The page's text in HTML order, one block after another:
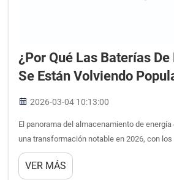
¿Por Qué Las Baterías
Se Están Volviendo
2026-03-04 10:13:00
El panorama del almacenamiento de
una transformación notable en 2026, con
de litio de 48 V que emergen como la opción
aplicaciones residenciales, comerciales e
VER MÁS